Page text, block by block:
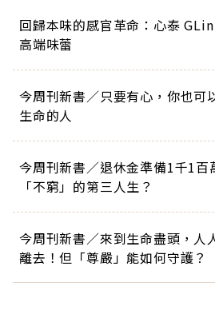
回歸本味的感官革命：心泰
高端味蕾
今周刊新書／只要有心，你也可
生命的人
今周刊新書／退休金準備1千1百
「不窮」的第三人生？
今周刊新書／來到生命盡頭，人
離去！但「尊嚴」能如何守護？